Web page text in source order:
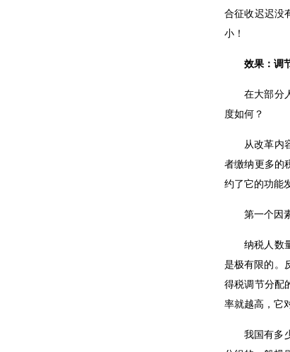
合征收迟迟没
小！
效果：调
在大部分
度如何？
从改革内
者缴纳更多的
约了它的功能
第一个因
纳税人数
是极有限的。
得税调节分配
率就越高，它
我国有多